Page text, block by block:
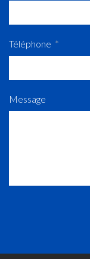
Téléphone
Message